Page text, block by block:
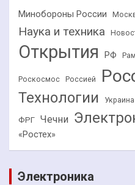
Минобороны России
Наука и техника
Открытия РФ
Роскосмос Россией
Технологии Украина
ФРГ Чечни
«Ростех»
Электроника